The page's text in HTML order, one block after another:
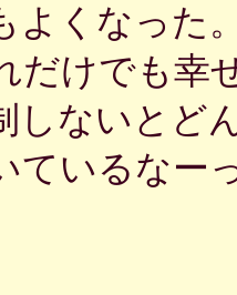
よくなった
だけでも幸
しないとど
ているなー